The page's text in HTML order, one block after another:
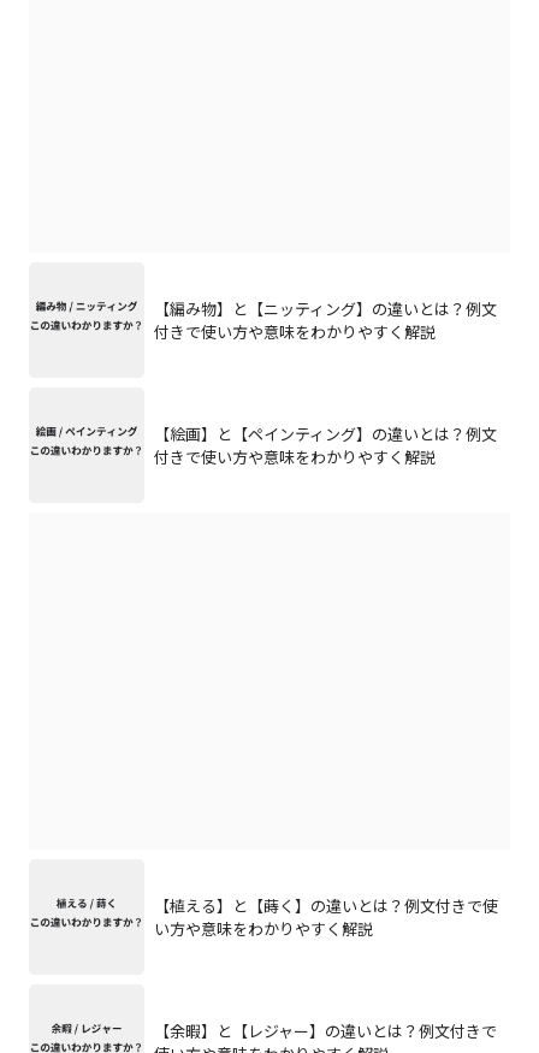
【編み物】と【ニッティング】の違いとは？例文
付きで使い方や意味をわかりやすく解説
【絵画】と【ペインティング】の違いとは？例文
付きで使い方や意味をわかりやすく解説
【植える】と【蒔く】の違いとは？例文付きで使
い方や意味をわかりやすく解説
【余暇】と【レジャー】の違いとは？例文付きで